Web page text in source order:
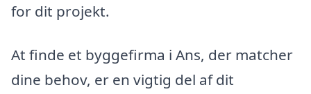
for dit projekt.
At finde et byggefirma i Ans, der matcher
dine behov, er en vigtig del af dit